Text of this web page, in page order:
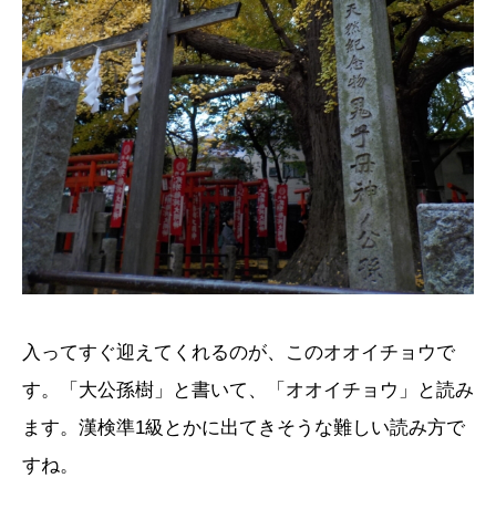
入ってすぐ迎えてくれるのが、このオオイチョウで
す。「大公孫樹」と書いて、「オオイチョウ」と読み
ます。漢検準1級とかに出てきそうな難しい読み方で
すね。